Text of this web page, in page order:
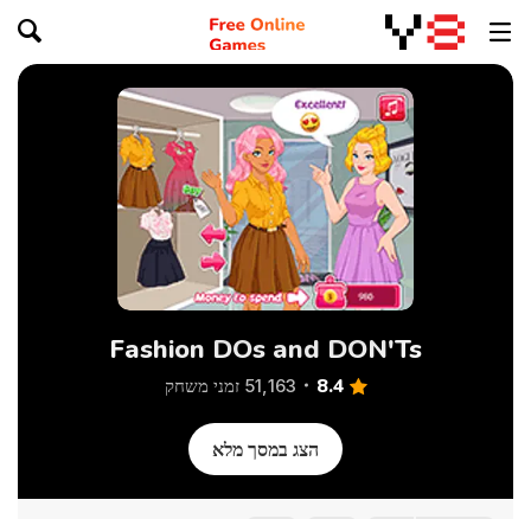
Fashion DOs and DON'Ts
8.4 51,163 זמני משחק
הצג במסך מלא